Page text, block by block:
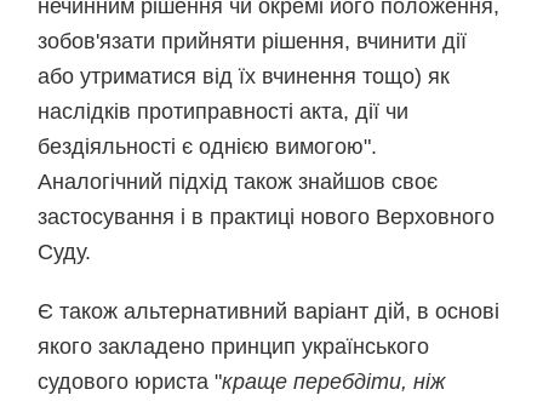
нечинним рішення чи окремі його положення,
зобов'язати прийняти рішення, вчинити дії
або утриматися від їх вчинення тощо) як
наслідків протиправності акта, дії чи
бездіяльності є однією вимогою".
Аналогічний підхід також знайшов своє
застосування і в практиці нового Верховного
Суду.
Є також альтернативний варіант дій, в основі
якого закладено принцип українського
судового юриста "краще перебдіти, ніж